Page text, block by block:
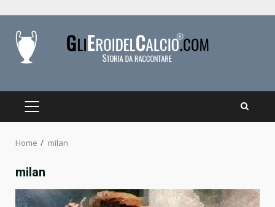
content
PRIMARY
Home milan
milan